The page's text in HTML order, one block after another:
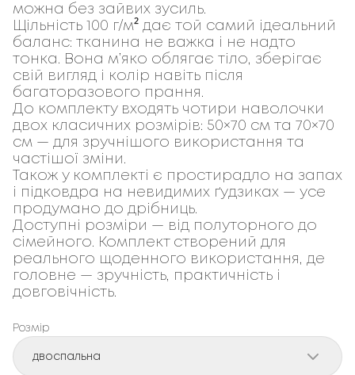
можна без зайвих зусиль.
Щільність
100 г/м² дає той самий ідеальний
баланс: тканина не важка і не надто
тонка. Вона м’яко облягає тіло, зберігає
свій вигляд і колір навіть після
багаторазового прання.
До комплекту входять чотири наволочки
двох класичних розмірів: 50×70 см та
70×70
см — для зручнішого використання та
частішої зміни.
Також у комплекті є простирадло на запах
і підковдра на невидимих ґудзиках — усе
продумано до дрібниць.
Доступні розміри — від полуторного
сімейного. Комплект створений для
реального щоденного використання, де
головне — зручність, практичність і
довговічність.
Розмір
двоспальна